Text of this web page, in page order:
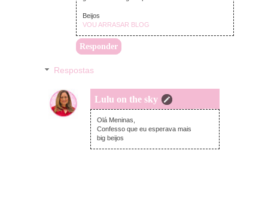
Beijos
VOU ARRASAR BLOG
Responder
Respostas
Lulu on the sky
segunda-feira, novembro 02, 2020
Olá Meninas,
Confesso que eu esperava mais
big beijos